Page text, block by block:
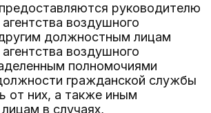
руководителю
воздушного
должностным лицам
воздушного
полномочиями
гражданской службы
от них, а также иным
в случаях,